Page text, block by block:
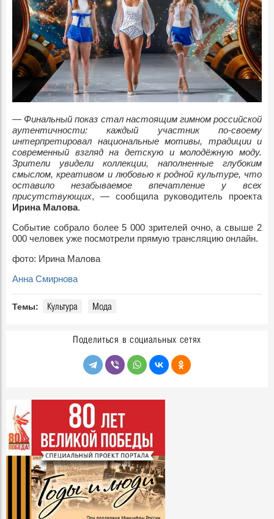
— Финальный показ стал настоящим гимном российской
аутентичности: каждый участник по-своему
интерпретировал национальные мотивы, традиции и
современный взгляд на детскую и молодёжную моду.
Зрители увидели коллекции, наполненные глубоким
смыслом, креативом и любовью к родной культуре, что
оставило незабываемое впечатление у всех
присутствующих, — сообщила руководитель проекта
Ирина Малова.
Событие собрало более 5 000 зрителей очно, а свыше 2
000 человек уже посмотрели прямую трансляцию онлайн.
фото: Ирина Малова
Анна Смирнова
Темы: Культура Мода
Поделиться в социальных сетях